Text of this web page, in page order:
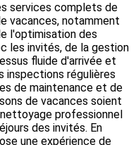
services complets de
vacances, notamment
l'optimisation des
les invités, de la gestion
fluide d'arrivée et
inspections régulières
de maintenance et de
de vacances soient
professionnel
des invités. En
une expérience de